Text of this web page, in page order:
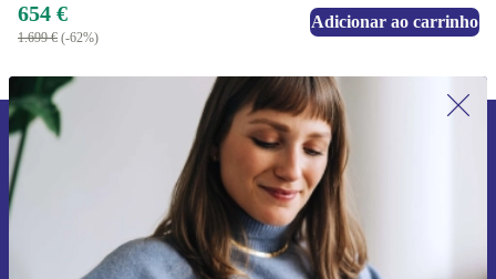
654 €
1.699 € (-62%)
Adicionar ao carrinho
Subscreve a nossa newsletter pela
primeira vez e poupa 15€!
Não percas mais nenhuma oferta.